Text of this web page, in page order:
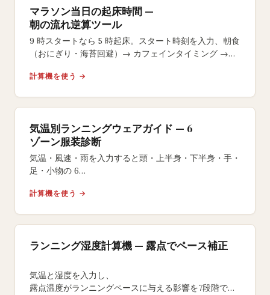
マラソン当日の起床時間 —
朝の流れ逆算ツール
9 時スタートなら 5 時起床。スタート時刻を入力、朝食
（おにぎり・海苔回避）→ カフェインタイミング →
計算機を使う →
気温別ランニングウェアガイド — 6
ゾーン服装診断
気温・風速・雨を入力すると頭・上半身・下半身・手・
足・小物の 6
レイヤリング解説と体温調節の科学に基づく推奨です。
計算機を使う →
ランニング湿度計算機 — 露点でペース補正
気温と湿度を入力し、
露点温度がランニングペースに与える影響を7段階で評